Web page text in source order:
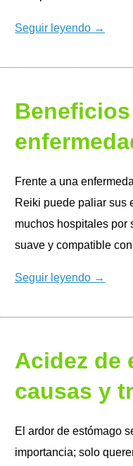
Seguir leyendo →
Frente a una
Reiki puede paliar sus
muchos hospitales por
suave y compatible
Seguir leyendo →
Acidez de
causas y
El ardor de estómago
importancia; solo